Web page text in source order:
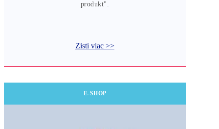
produkt".
Zisti viac >>
E-SHOP